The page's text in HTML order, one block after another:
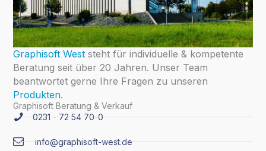
Graphisoft Weststeht für individuelle & kompetente
Beratung seit über 20 Jahren. Unser Team
beantwortet gerne Ihre Fragen zu unseren
Produkten.
Graphisoft Beratung & Verkauf
0231 - 72 54 70-0
info@graphisoft-west.de